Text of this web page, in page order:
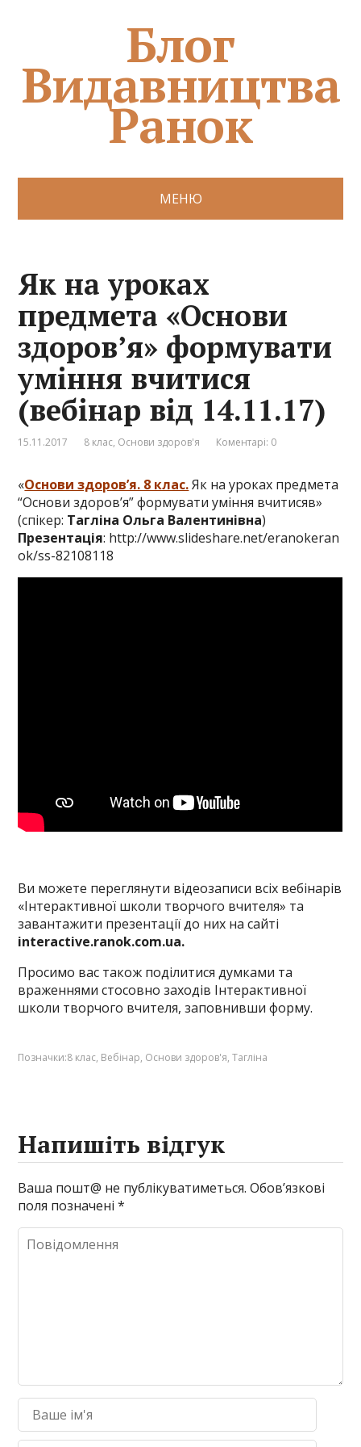
Блог
Видавництва
Ранок
МЕНЮ
Як на уроках
предмета «Основи
здоров’я» формувати
уміння вчитися
(вебінар від 14.11.17)
15.11.2017 8 клас, Основи здоров'я Коментарі: 0
«Основи здоров’я. 8 клас.Як на уроках предмета
“Основи здоров’я” формувати уміння вчитисяв»
(спікер: Тагліна Ольга Валентинівна)
Презентація: http://www.slideshare.net/eranokeran
ok/ss-82108118
Ви можете переглянути відеозаписи всіх вебінарів
«Інтерактивної школи творчого вчителя» та
завантажити презентації до них на сайті
interactive.ranok.com.ua.
Просимо вас також поділитися думками та
враженнями стосовно заходів Інтерактивної
школи творчого вчителя, заповнившиформу.
Позначки:8 клас, Вебінар, Основи здоров'я,Тагліна
Напишіть відгук
Ваша пошт@ не публікуватиметься. Обов’язкові
поля позначені*